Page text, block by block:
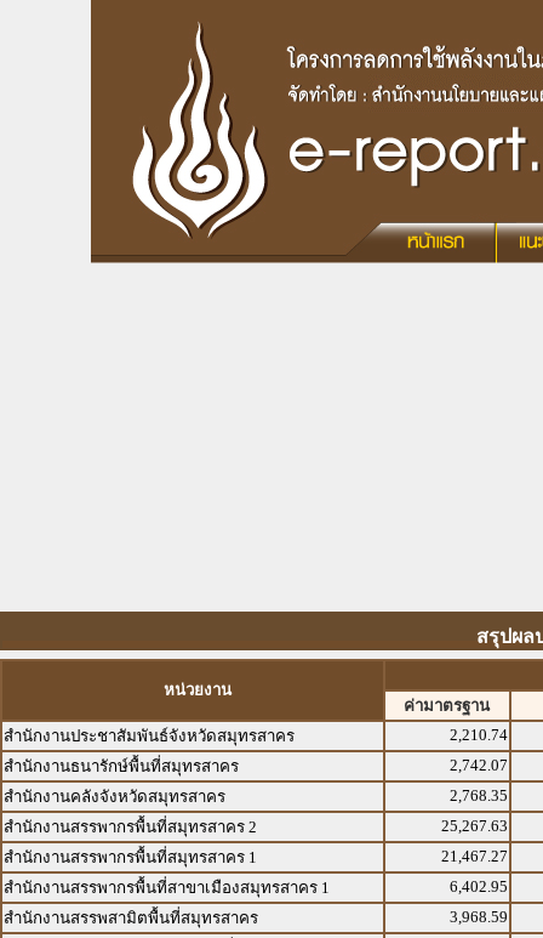
สรุปผล
หน่วยงาน
ค่ามาตรฐาน
สำนักงานประชาสัมพันธ์จังหวัดสมุทรสาคร
2,210.74
สำนักงานธนารักษ์พื้นที่สมุทรสาคร
2,742.07
สำนักงานคลังจังหวัดสมุทรสาคร
2,768.35
สำนักงานสรรพากรพื้นที่สมุทรสาคร 2
25,267.63
สำนักงานสรรพากรพื้นที่สมุทรสาคร 1
21,467.27
สำนักงานสรรพากรพื้นที่สาขาเมืองสมุทรสาคร 1
6,402.95
สำนักงานสรรพสามิตพื้นที่สมุทรสาคร
3,968.59